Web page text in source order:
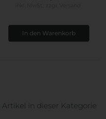
Artikel in dieser Kategorie